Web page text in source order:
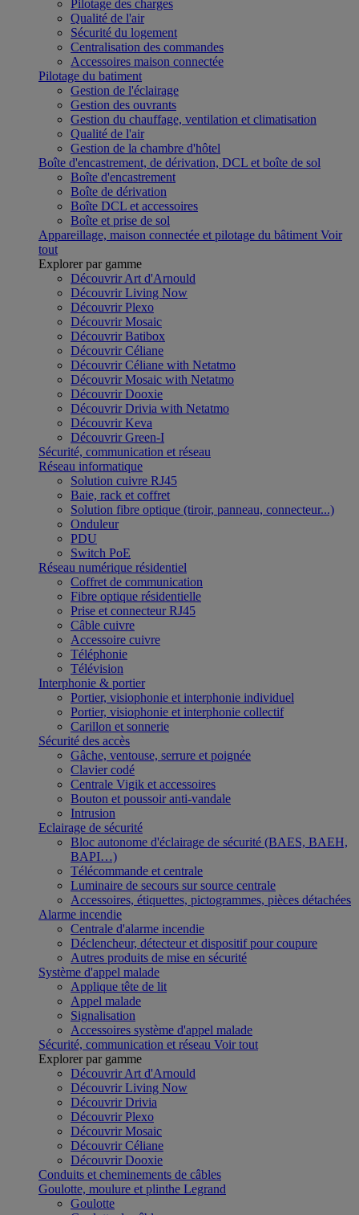
Pilotage des charges
Qualité de l'air
Sécurité du logement
Centralisation des commandes
Accessoires maison connectée
Pilotage du batiment
Gestion de l'éclairage
Gestion des ouvrants
Gestion du chauffage, ventilation et climatisation
Qualité de l'air
Gestion de la chambre d'hôtel
Boîte d'encastrement, de dérivation, DCL et boîte de sol
Boîte d'encastrement
Boîte de dérivation
Boîte DCL et accessoires
Boîte et prise de sol
Appareillage, maison connectée et pilotage du bâtiment Voir
tout
Explorer par gamme
Découvrir Art d'Arnould
Découvrir Living Now
Découvrir Plexo
Découvrir Mosaic
Découvrir Batibox
Découvrir Céliane
Découvrir Céliane with Netatmo
Découvrir Mosaic with Netatmo
Découvrir Dooxie
Découvrir Drivia with Netatmo
Découvrir Keva
Découvrir Green-I
Sécurité, communication et réseau
Réseau informatique
Solution cuivre RJ45
Baie, rack et coffret
Solution fibre optique (tiroir, panneau, connecteur...)
Onduleur
PDU
Switch PoE
Réseau numérique résidentiel
Coffret de communication
Fibre optique résidentielle
Prise et connecteur RJ45
Câble cuivre
Accessoire cuivre
Téléphonie
Télévision
Interphonie & portier
Portier, visiophonie et interphonie individuel
Portier, visiophonie et interphonie collectif
Carillon et sonnerie
Sécurité des accès
Gâche, ventouse, serrure et poignée
Clavier codé
Centrale Vigik et accessoires
Bouton et poussoir anti-vandale
Intrusion
Eclairage de sécurité
Bloc autonome d'éclairage de sécurité (BAES, BAEH,
BAPI…)
Télécommande et centrale
Luminaire de secours sur source centrale
Accessoires, étiquettes, pictogrammes, pièces détachées
Alarme incendie
Centrale d'alarme incendie
Déclencheur, détecteur et dispositif pour coupure
Autres produits de mise en sécurité
Système d'appel malade
Applique tête de lit
Appel malade
Signalisation
Accessoires système d'appel malade
Sécurité, communication et réseau Voir tout
Explorer par gamme
Découvrir Art d'Arnould
Découvrir Living Now
Découvrir Drivia
Découvrir Plexo
Découvrir Mosaic
Découvrir Céliane
Découvrir Dooxie
Conduits et cheminements de câbles
Goulotte, moulure et plinthe Legrand
Goulotte